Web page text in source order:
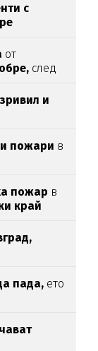
с
от
след
и
пожари в
пожар в
край
пада, ето